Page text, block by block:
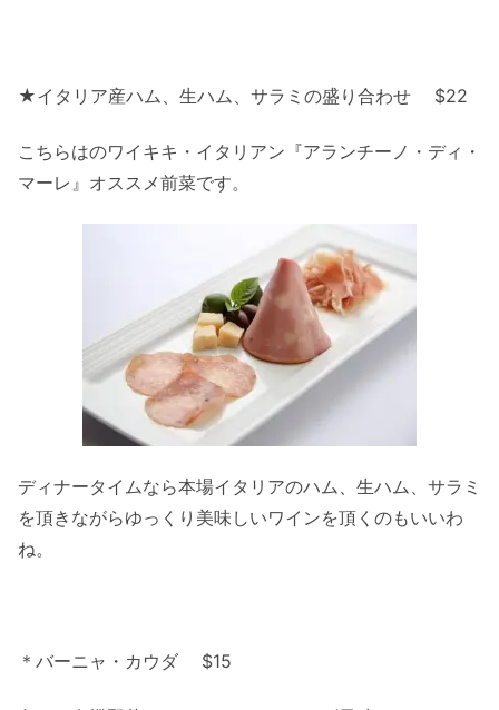
★イタリア産ハム、生ハム、サラミの盛り合わせ $22
こちらはのワイキキ・イタリアン『アランチーノ・ディ・
マーレ』オススメ前菜です。
ディナータイムなら本場イタリアのハム、生ハム、サラミ
を頂きながらゆっくり美味しいワインを頂くのもいいわ
ね。
＊バーニャ・カウダ $15